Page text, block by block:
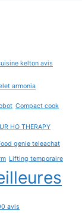
kelton avis
armonia
Compact cook
HO THERAPY
genie teleachat
Lifting temporaire
avis